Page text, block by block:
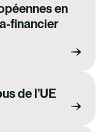
en
financier
de l’UE